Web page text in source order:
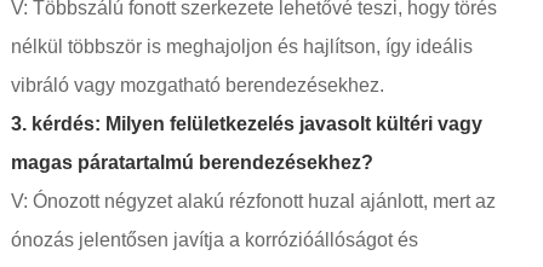
V: Többszálú fonott szerkezete lehetővé teszi, hogy törés
nélkül többször is meghajoljon és hajlítson, így ideális
vibráló vagy mozgatható berendezésekhez.
3. kérdés: Milyen felületkezelés javasolt kültéri vagy
magas páratartalmú berendezésekhez?
V: Ónozott négyzet alakú rézfonott huzal ajánlott, mert az
ónozás jelentősen javítja a korrózióállóságot és